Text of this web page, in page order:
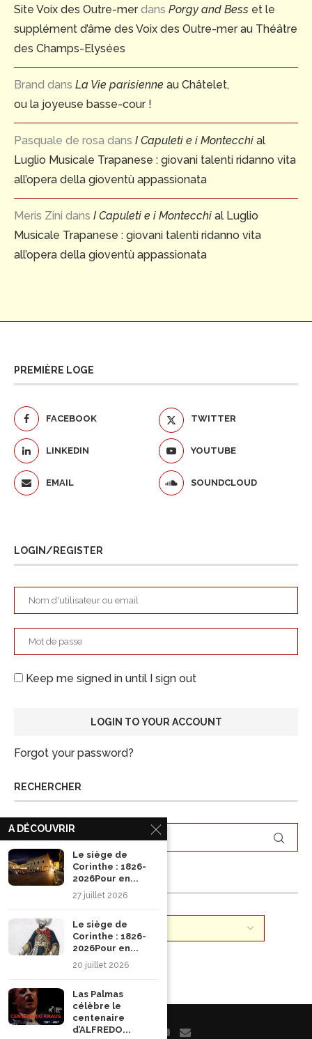
Site Voix des Outre-merdans Porgy and Bess et le
supplément d’âme des Voix des Outre-mer au Théâtre
des Champs-Elysées
Brand dans La Vie parisienne au Châtelet,
ou la joyeuse basse-cour !
Pasquale de rosa dans I Capuleti e i Montecchi al
Luglio Musicale Trapanese : giovani talenti ridanno vita
all’opera della gioventù appassionata
Meris Zini dans I Capuleti e i Montecchi al Luglio
Musicale Trapanese : giovani talenti ridanno vita
all’opera della gioventù appassionata
PREMIÈRE LOGE
FACEBOOK TWITTER
LINKEDIN YOUTUBE
EMAIL SOUNDCLOUD
LOGIN/REGISTER
Keep me signed in until I sign out
Forgot your password?
RECHERCHER
ARCHIVES
A DÉCOUVRIR
Le siège de
Corinthe : 1826-
2026Pour en...
27 juillet 2026
Le siège de
Corinthe : 1826-
2026Pour en...
20 juillet 2026
Las Palmas
célèbre le
centenaire
d’ALFREDO...